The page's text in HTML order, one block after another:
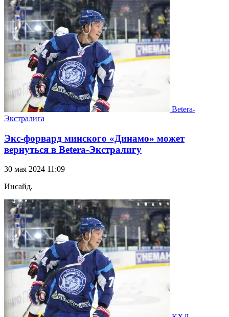
Betera-
Экстралига
Экс-форвард минского «Динамо» может
вернуться в Betera-Экстралигу
30 мая 2024 11:09
Инсайд.